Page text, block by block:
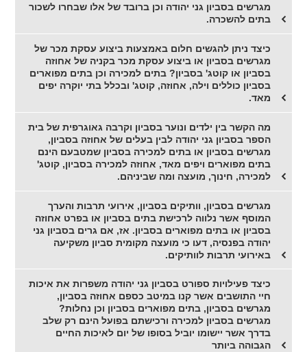
מגרשים בסביון גני יהודה וכן ברובד של אלו שבחרו לשכור
בתים להשכרה.
כיצד ניתן להגשים חלום באמצעות ביצוע עסקת מכר של
מגרשים בסביון או ביצוע עסקת מכר בקניה של אחוזה
בסביון או קוטג' בסביון? בתים למכירה וכן בתים מפוארים
בסביון כוללים וילה, אחוזה, קוטג' ובכלל בתי יוקרה יפים
מאד.
מה הקשר בין ילדים ונוער בסביון וקרבה גאוגרפית של בית
הספר בסביון גני יהודה לבין בעלים של אחוזה בסביון,
מגרשים בסביון או בתים למכירה בסביון שמטבעם הינם
בתים מפוארים ויפים מאד, אחוזה למכירה בסביון, קוטג'
למכירה, חינוך, מועצה ומה שביניהם.
מגרשים בסביון, וותיקים בסביון, אירועי תרבות והערך
המוסף אשר נלווה לרכישת בתים בסביון או בפרט אחוזה
בסביון או בתים מפוארים בסביון. אז, אם גרים בסביון גני
יהודה בפנסיה, דעו כי מועצה מקומית סביון משקיעה
באירועי תרבות לוותיקים.
כיצד פעילויות ספורט בסביון גני יהודה משפרות את איכות
חיי התושבים אשר קנו במיטב כספם אחוזה בסביון,
מגרשים בסביון, בתים מפוארים בסביון וכן נחלות?
מגרשים בסביון למכירה ורכישתם בפועל הינם רק שלב
בדרך אשר יישומו יוביל בסופו של יום לאיכות החיים
הגבוהה ביותר